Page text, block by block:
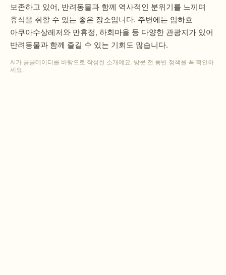
보존하고 있어, 반려동물과 함께 역사적인 분위기를 느끼며
휴식을 취할 수 있는 좋은 장소입니다. 주변에는 임하호
아쿠아수상레저와 만휴정, 하회마을 등 다양한 관광지가 있어
반려동물과 함께 즐길 수 있는 기회도 많습니다.
AI가 공공데이터를 바탕으로 작성한 소개예요. 방문 전 동반 정책을 꼭 확인하
세요.